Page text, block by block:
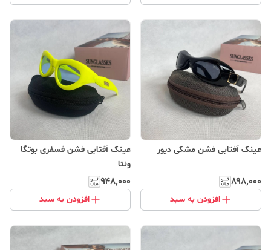
عینک آفتابی فشن مشکی دیور
۸۹۸٬۰۰۰
افزودن به سبد
عینک آفتابی فشن فسفری بوتگا
ونتا
۹۴۸٬۰۰۰
افزودن به سبد